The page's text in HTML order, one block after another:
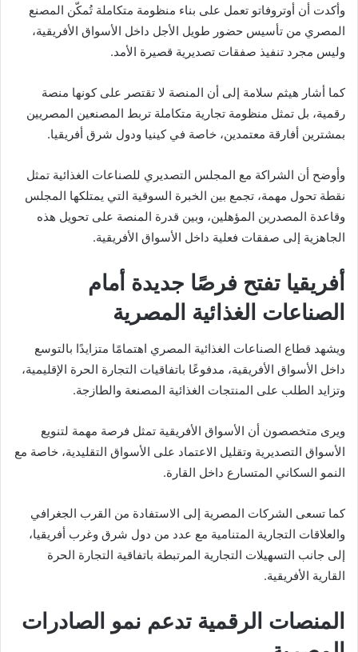
وأكدت أن أوتروفاتو تعمل على بناء منظومة متكاملة تُمكّن المصنع
المصري من تأسيس حضور طويل الأجل داخل الأسواق الأفريقية،
وليس مجرد تنفيذ صفقات تصديرية قصيرة الأمد.
كما أشار هيثم سلامة إلى أن المنصة لا تقتصر على كونها منصة
رقمية، بل تمثل منظومة تجارية متكاملة تربط المصنعين المصريين
بمشترين أفارقة معتمدين، خاصة في كينيا ودول شرق أفريقيا.
وأوضح أن الشراكة مع المجلس التصديري للصناعات الغذائية تمثل
نقطة تحول مهمة، تجمع بين الخبرة السوقية التي يمتلكها المجلس
وقاعدة المصدرين المؤهلين، وبين قدرة المنصة على تحويل هذه
الجاهزية إلى صفقات فعلية داخل الأسواق الأفريقية.
أفريقيا تفتح فرصًا جديدة أمام
الصناعات الغذائية المصرية
ويشهد قطاع الصناعات الغذائية المصري اهتمامًا متزايدًا بالتوسع
داخل الأسواق الأفريقية، مدفوعًا باتفاقيات التجارة الحرة الإقليمية،
وتزايد الطلب على المنتجات الغذائية المصنعة والطازجة.
ويرى متخصصون أن الأسواق الأفريقية تمثل فرصة مهمة لتنويع
الأسواق التصديرية وتقليل الاعتماد على الأسواق التقليدية، خاصة مع
النمو السكاني المتسارع داخل القارة.
كما تسعى الشركات المصرية إلى الاستفادة من القرب الجغرافي
والعلاقات التجارية المتنامية مع عدد من دول شرق وغرب أفريقيا،
إلى جانب التسهيلات التجارية المرتبطة باتفاقية التجارة الحرة
القارية الأفريقية.
المنصات الرقمية تدعم نمو الصادرات